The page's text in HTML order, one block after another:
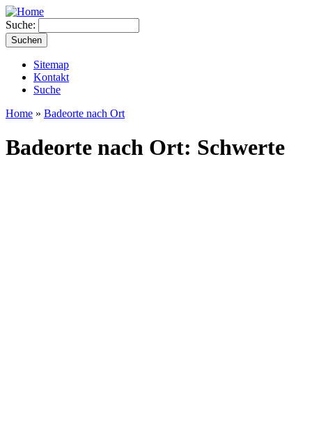
Suche:
Sitemap
Kontakt
Suche
Home » Badeorte nach Ort
Badeorte nach Ort: Schwerte